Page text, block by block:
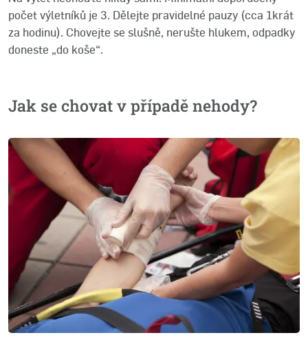
počet výletníků je 3. Dělejte pravidelné pauzy (cca 1krát
za hodinu). Chovejte se slušně, nerušte hlukem, odpadky
doneste „do koše“.
Jak se chovat v případě nehody?